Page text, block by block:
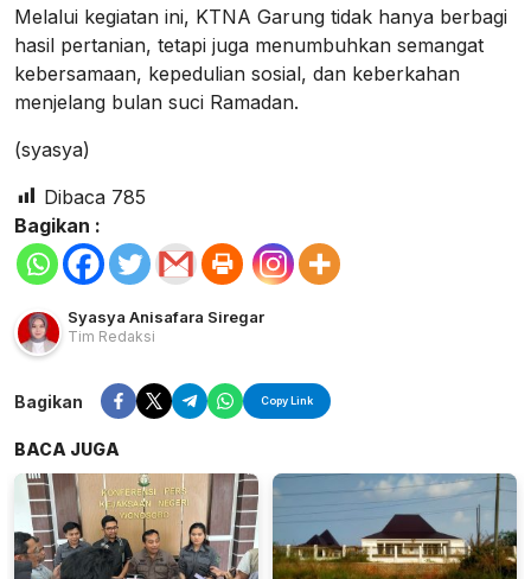
Melalui kegiatan ini, KTNA Garung tidak hanya berbagi
hasil pertanian, tetapi juga menumbuhkan semangat
kebersamaan, kepedulian sosial, dan keberkahan
menjelang bulan suci Ramadan.
(syasya)
Dibaca 785
Bagikan :
Syasya Anisafara Siregar
Tim Redaksi
Bagikan Copy Link
BACA JUGA